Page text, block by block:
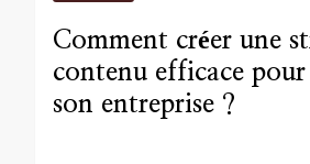
Comment créer une
contenu efficace
son entreprise ?